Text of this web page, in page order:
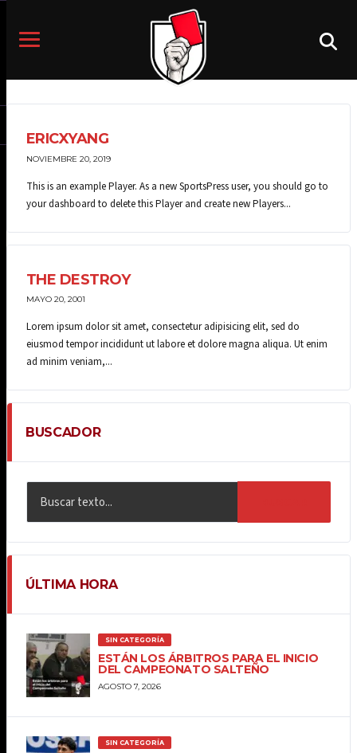
ERICXYANG
NOVIEMBRE 20, 2019
This is an example Player. As a new SportsPress user, you should go to
your dashboard to delete this Player and create new Players...
THE DESTROY
MAYO 20, 2001
Lorem ipsum dolor sit amet, consectetur adipisicing elit, sed do
eiusmod tempor incididunt ut labore et dolore magna aliqua. Ut enim
ad minim veniam,...
BUSCADOR
ÚLTIMA HORA
SIN CATEGORÍA
ESTÁN LOS ÁRBITROS PARA EL INICIO
DEL CAMPEONATO SALTEÑO
AGOSTO 7, 2026
SIN CATEGORÍA